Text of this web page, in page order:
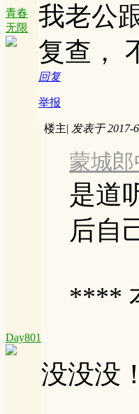
青春
无限
我老公
复查，
回复
举报
Day801
楼主| 发表于 2017-
蒙城郎
是道
后自
****
没没没